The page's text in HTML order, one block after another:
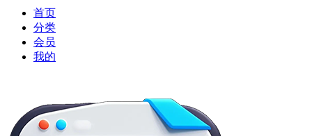
首页
分类
会员
我的